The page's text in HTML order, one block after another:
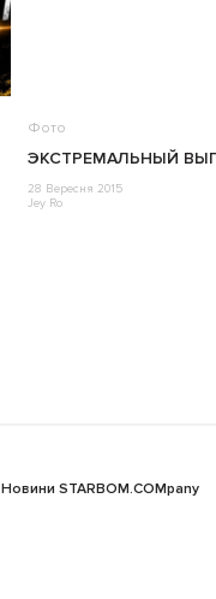
Фото
ЭКСТРЕМАЛЬНЫЙ
28 Вересня 2015
Jey Ro
Новини STARBOM.COMpany